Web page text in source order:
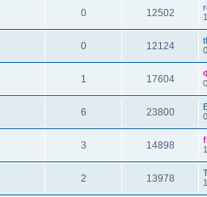
0 12502
0 12124
1 17604
6 23800
3 14898
2 13978